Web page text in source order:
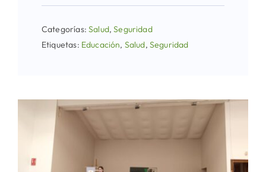
Categorías:Salud,Seguridad
Etiquetas: Educación, Salud, Seguridad